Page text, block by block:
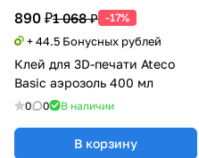
890 ₽1 068 ₽ -17%
+ 44.5 Бонусных рублей
Клей для 3D-печати Ateco
Basic аэрозоль 400 мл
0 0 В наличии
В корзину